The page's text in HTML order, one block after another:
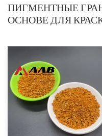
ПИГМЕНТНЫЕ
ОСНОВЕ ДЛЯ